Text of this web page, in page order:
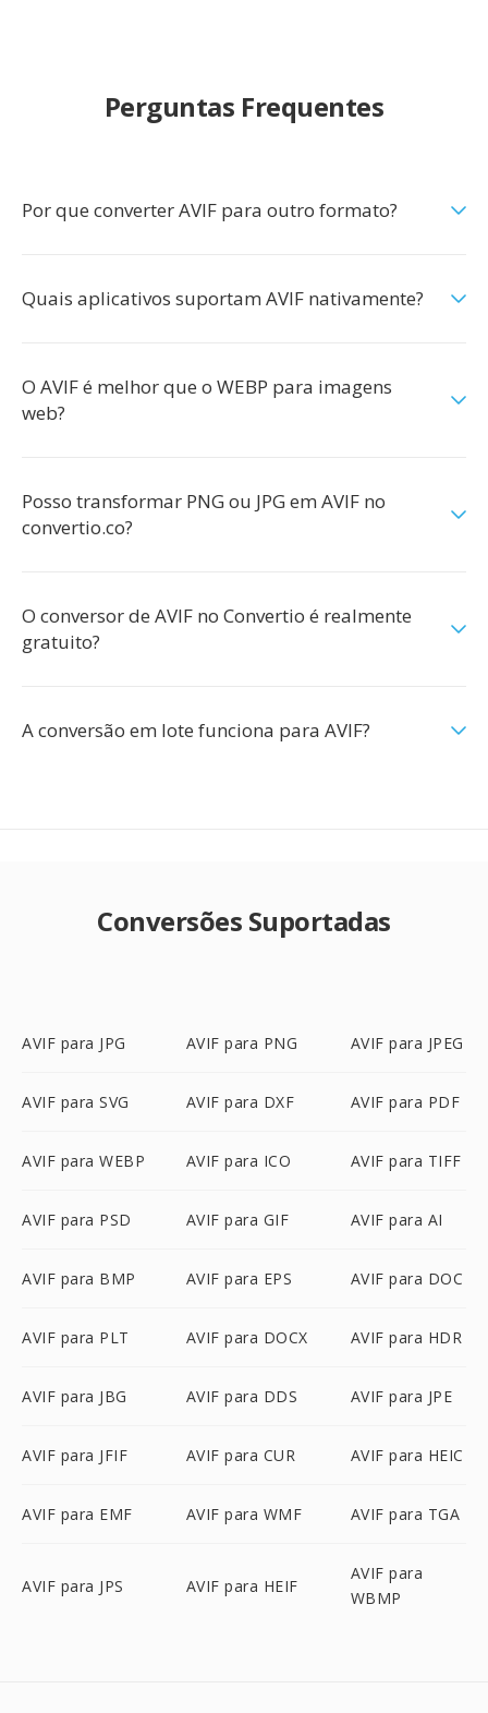
Perguntas Frequentes
Por que converter AVIF para outro formato?
Quais aplicativos suportam AVIF nativamente?
O AVIF é melhor que o WEBP para imagens
web?
Posso transformar PNG ou JPG em AVIF no
convertio.co?
O conversor de AVIF no Convertio é realmente
gratuito?
A conversão em lote funciona para AVIF?
Conversões Suportadas
AVIF para JPG AVIF para PNG AVIF para JPEG
AVIF para SVG AVIF para DXF AVIF para PDF
AVIF para WEBP AVIF para ICO AVIF para TIFF
AVIF para PSD AVIF para GIF AVIF para AI
AVIF para BMP AVIF para EPS AVIF para DOC
AVIF para PLT AVIF para DOCX AVIF para HDR
AVIF para JBG AVIF para DDS AVIF para JPE
AVIF para JFIF AVIF para CUR AVIF para HEIC
AVIF para EMF AVIF para WMF AVIF para TGA
AVIF para JPS AVIF para HEIF
AVIF para
WBMP